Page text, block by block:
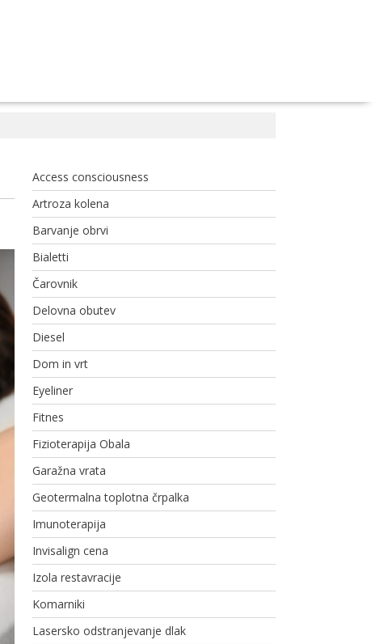
Access consciousness
Artroza kolena
Barvanje obrvi
Bialetti
Čarovnik
Delovna obutev
Diesel
Dom in vrt
Eyeliner
Fitnes
Fizioterapija Obala
Garažna vrata
Geotermalna toplotna črpalka
Imunoterapija
Invisalign cena
Izola restavracije
Komarniki
Lasersko odstranjevanje dlak